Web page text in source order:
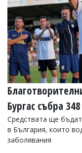
Бургас събра
Средствата ще
в България, които
заболявания